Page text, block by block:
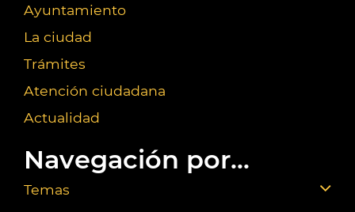
Ayuntamiento
La ciudad
Trámites
Atención ciudadana
Actualidad
Navegación por...
Temas